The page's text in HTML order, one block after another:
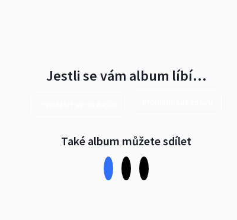
Jestli se vám album líbí…
Také album můžete sdílet